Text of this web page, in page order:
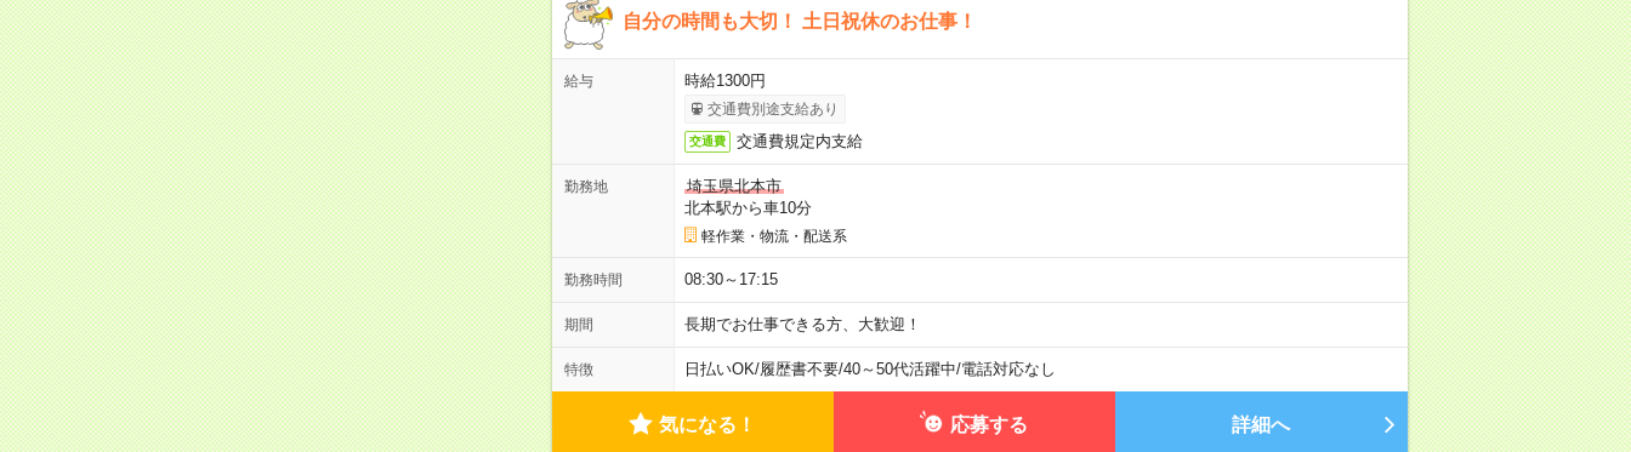
自分の時間も大切！ 土日祝休のお仕事！
給与 時給1300円
交通費別途支給あり
交通費 交通費規定内支給
勤務地
埼玉県北本市
北本駅から車10分
軽作業・物流・配送系
勤務時間 08:30～17:15
期間 長期でお仕事できる方、大歓迎！
特徴 日払いOK/履歴書不要/40～50代活躍中/電話対応なし
気になる！ 応募する 詳細へ